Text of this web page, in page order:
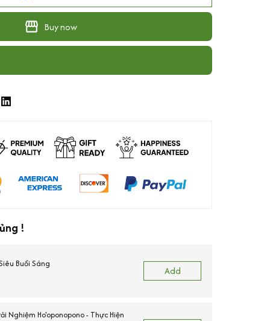
Buy now
!
Buổi Sáng
Add
Nghiệm Ho'oponopono - Thực Hiện